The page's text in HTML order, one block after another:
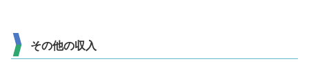
その他の収入